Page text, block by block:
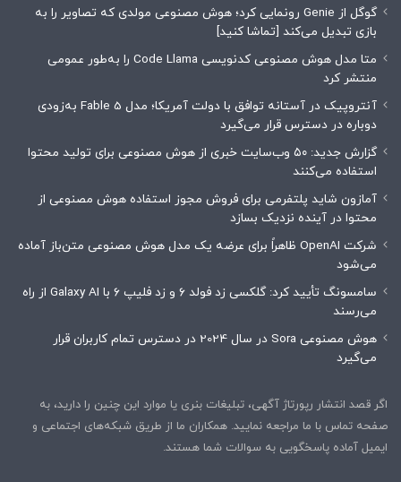
گوگل از Genie رونمایی کرد؛ هوش مصنوعی مولدی که تصاویر را به
بازی تبدیل می‌کند [تماشا کنید]
متا مدل هوش مصنوعی کدنویسی Code Llama را به‌طور عمومی
منتشر کرد
آنتروپیک در آستانه توافق با دولت آمریکا؛ مدل Fable 5 به‌زودی
دوباره در دسترس قرار می‌گیرد
گزارش جدید: ۵۰ وب‌سایت خبری از هوش مصنوعی برای تولید محتوا
استفاده می‌کنند
آمازون شاید پلتفرمی برای فروش مجوز استفاده هوش مصنوعی از
محتوا در آینده نزدیک بسازد
شرکت OpenAI ظاهراً برای عرضه یک مدل هوش مصنوعی متن‌باز آماده
می‌شود
سامسونگ تأیید کرد: گلکسی زد فولد ۶ و زد فلیپ ۶ با Galaxy AI از راه
می‌رسند
هوش مصنوعی Sora در سال 2024 در دسترس تمام کاربران قرار
می‌گیرد
اگر قصد انتشار رپورتاژ آگهی، تبلیغات بنری یا موارد این چنین را دارید، به
صفحه تماس با ما مراجعه نمایید. همکاران ما از طریق شبکه‌های اجتماعی و
ایمیل آماده پاسخگویی به سوالات شما هستند.